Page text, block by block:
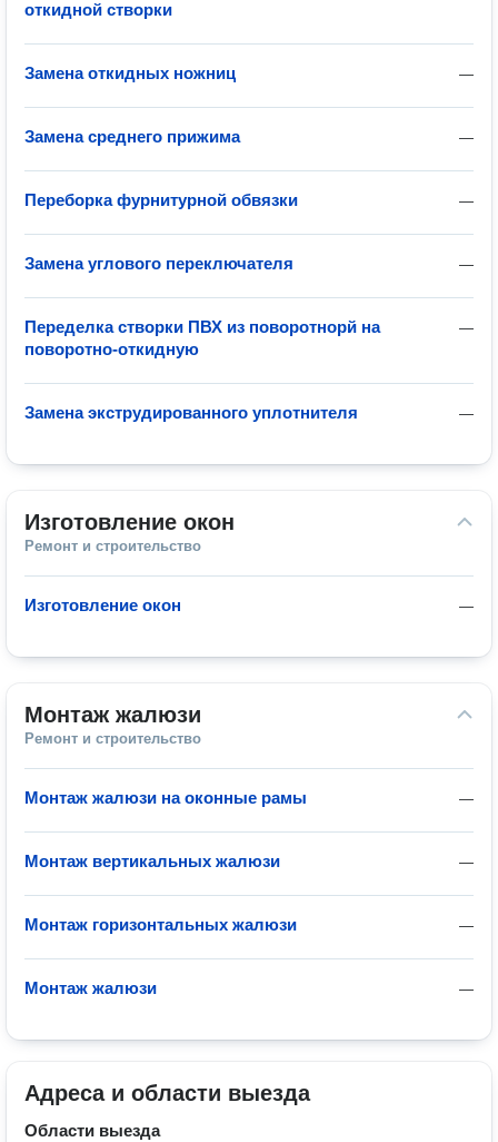
откидной створки
—
Замена откидных ножниц
—
Замена среднего прижима
—
Переборка фурнитурной обвязки
—
Замена углового переключателя
—
Переделка створки ПВХ из поворотнорй на
поворотно-откидную
—
Замена экструдированного уплотнителя
Изготовление окон
Ремонт и строительство
—
Изготовление окон
Монтаж жалюзи
Ремонт и строительство
—
Монтаж жалюзи на оконные рамы
—
Монтаж вертикальных жалюзи
—
Монтаж горизонтальных жалюзи
—
Монтаж жалюзи
Адреса и области выезда
Области выезда